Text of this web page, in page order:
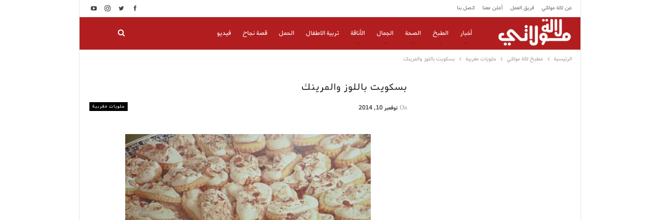
عن لالة مولاتي فريق العمل أعلن معنا اتصل بنا
أخبار الطبخ الصحة الجمال الأناقة تربية الاطفال الحمل قصة نجاح فيديو
الرئيسية مطبخ لالة مولاتي حلويات مغربية بسكويت باللوز والمرينك
بسكويت باللوز والمرينك
حلويات مغربية On نوفمبر 10, 2014